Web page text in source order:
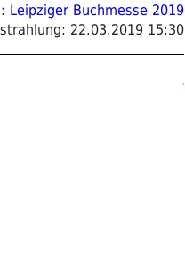
Leipziger Buchmesse 2019
22.03.2019 15:30